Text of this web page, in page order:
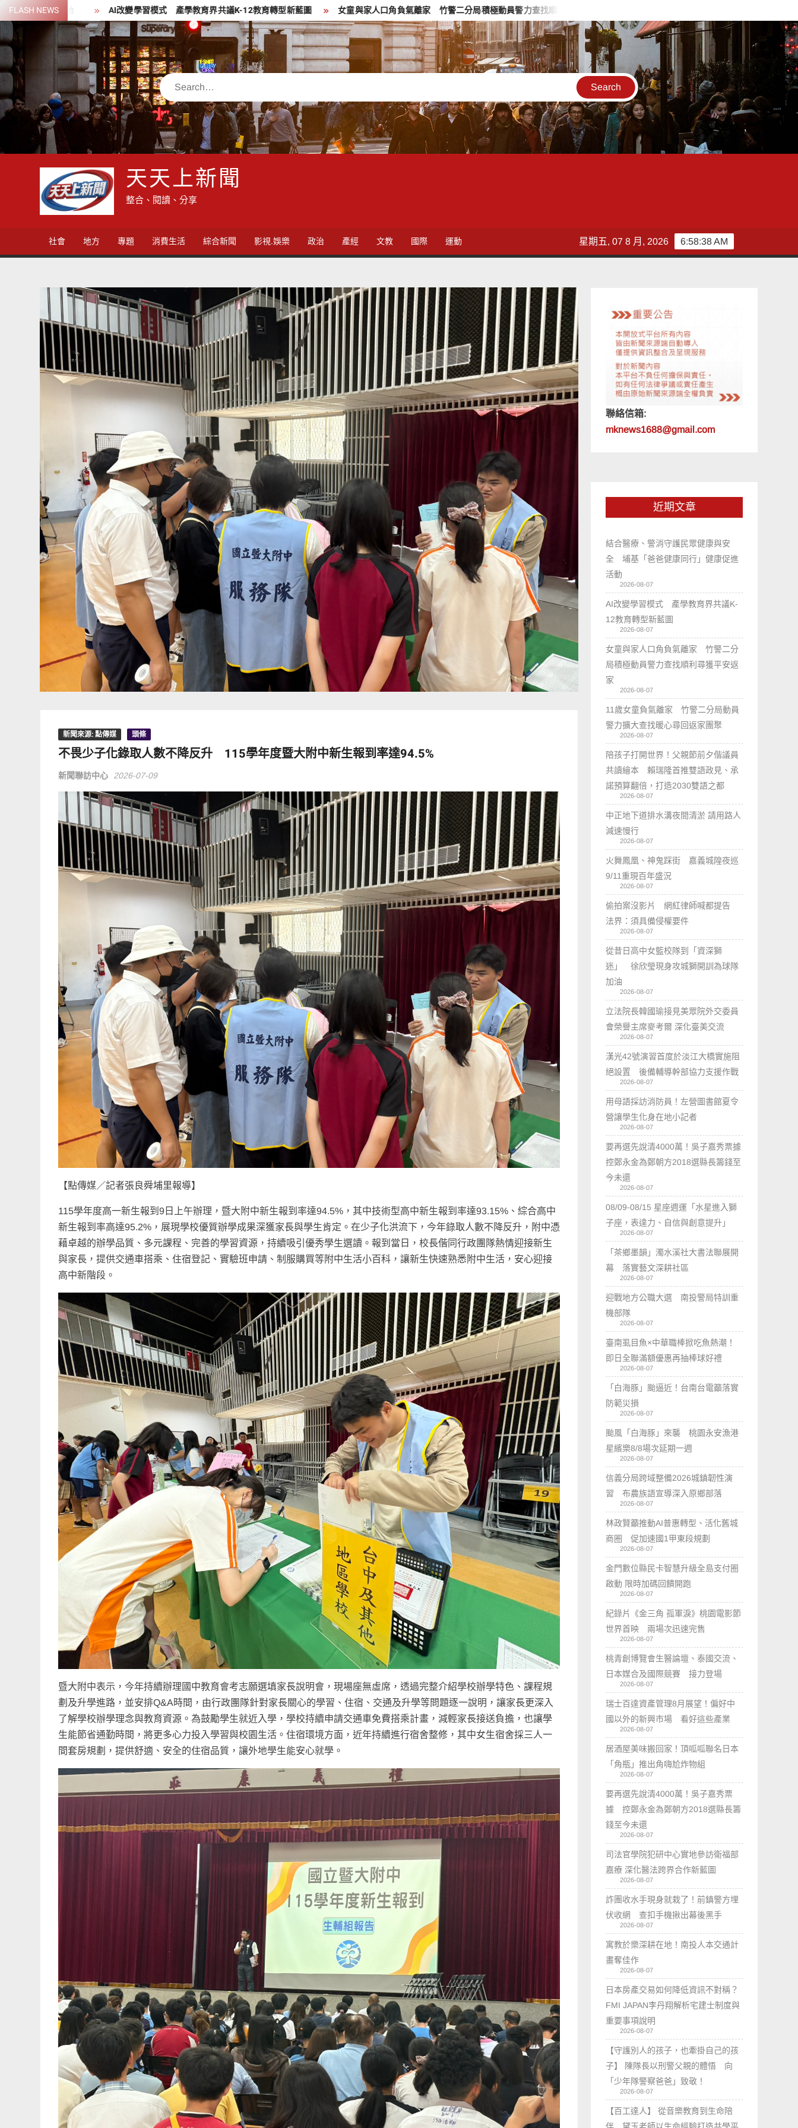
Skip
to
content
FLASH NEWS
AI改變學習模式 產學教育界共議K-12教育轉型新藍圖 女童與家人口角負氣離家 竹警二分局積極動員警力查找順利尋獲平安返家
Search
天天上新聞
整合、閱讀、分享
社會 地方 專題 消費生活 綜合新聞 影視.娛樂 政治 產經 文教 國際 運動 6:58:41 AM
星期五, 07 8 月, 2026
新聞來源: 點傳媒 頭條
不畏少子化錄取人數不降反升 115學年度暨大附中新生報到率達94.5%
新聞聯訪中心 2026-07-09
【點傳媒／記者張良舜埔里報導】
115學年度高一新生報到9日上午辦理，暨大附中新生報到率達94.5%，其中技術型高中新生報到率達93.15%、綜合高中
新生報到率高達95.2%，展現學校優質辦學成果深獲家長與學生肯定。在少子化洪流下，今年錄取人數不降反升，附中憑
藉卓越的辦學品質、多元課程、完善的學習資源，持續吸引優秀學生選讀。報到當日，校長偕同行政團隊熱情迎接新生
與家長，提供交通車搭乘、住宿登記、實驗班申請、制服購買等附中生活小百科，讓新生快速熟悉附中生活，安心迎接
高中新階段。
暨大附中表示，今年持續辦理國中教育會考志願選填家長說明會，現場座無虛席，透過完整介紹學校辦學特色、課程規
劃及升學進路，並安排Q&A時間，由行政團隊針對家長關心的學習、住宿、交通及升學等問題逐一說明，讓家長更深入
了解學校辦學理念與教育資源。為鼓勵學生就近入學，學校持續申請交通車免費搭乘計畫，減輕家長接送負擔，也讓學
生能節省通勤時間，將更多心力投入學習與校園生活。住宿環境方面，近年持續進行宿舍整修，其中女生宿舍採三人一
間套房規劃，提供舒適、安全的住宿品質，讓外地學生能安心就學。
聯絡信箱:
mknews1688@gmail.com
近期文章
結合醫療、警消守護民眾健康與安
全 埔基「爸爸健康同行」健康促進
活動
2026-08-07
AI改變學習模式 產學教育界共議K-
12教育轉型新藍圖
2026-08-07
女童與家人口角負氣離家 竹警二分
局積極動員警力查找順利尋獲平安返
家
2026-08-07
11歲女童負氣離家 竹警二分局動員
警力擴大查找暖心尋回返家團聚
2026-08-07
陪孩子打開世界！父親節前夕偕議員
共讀繪本 賴瑞隆首推雙語政見、承
諾預算翻倍，打造2030雙語之都
2026-08-07
中正地下道排水溝夜間清淤 請用路人
減速慢行
2026-08-07
火舞鳳凰、神鬼踩街 嘉義城隍夜巡
9/11重現百年盛況
2026-08-07
偷拍案沒影片 網紅律師喊都提告
法界：須具備侵權要件
2026-08-07
從昔日高中女籃校隊到「資深獅
迷」 徐欣瑩現身攻城獅開訓為球隊
加油
2026-08-07
立法院長韓國瑜接見美眾院外交委員
會榮譽主席麥考爾 深化臺美交流
2026-08-07
漢光42號演習首度於淡江大橋實施阻
絕設置 後備輔導幹部協力支援作戰
2026-08-07
用母語採訪消防員！左營圖書館夏令
營讓學生化身在地小記者
2026-08-07
要再選先說清4000萬！吳子嘉秀票據
控鄭永金為鄭朝方2018選縣長籌錢至
今未還
2026-08-07
08/09-08/15 星座週運「水星進入獅
子座，表達力、自信與創意提升」
2026-08-07
「茶鄉墨韻」濁水溪社大書法聯展開
幕 落實藝文深耕社區
2026-08-07
迎戰地方公職大選 南投警局特訓重
機部隊
2026-08-07
臺南虱目魚×中華職棒掀吃魚熱潮！
即日全聯滿額優惠再抽棒球好禮
2026-08-07
「白海豚」颱逼近！台南台電籲落實
防範災損
2026-08-07
颱風「白海豚」來襲 桃園永安漁港
星繽樂8/8場次延期一週
2026-08-07
信義分局跨域整備2026城鎮韌性演
習 布農族語宣導深入原鄉部落
2026-08-07
林政賢籲推動AI普惠轉型、活化舊城
商圈 促加速國1甲東段規劃
2026-08-07
金門數位縣民卡智慧升級全島支付圈
啟動 限時加碼回饋開跑
2026-08-07
紀錄片《金三角 孤軍淚》桃園電影節
世界首映 兩場次迅速完售
2026-08-07
桃青創博覽會生醫論壇、泰國交流、
日本媒合及國際競賽 接力登場
2026-08-07
瑞士百達資產管理8月展望！偏好中
國以外的新興市場 看好這些產業
2026-08-07
居酒屋美味搬回家！頂呱呱聯名日本
「角瓶」推出角嗨尬炸物組
2026-08-07
要再選先說清4000萬！吳子嘉秀票
據 控鄭永金為鄭朝方2018選縣長籌
錢至今未還
2026-08-07
司法官學院犯研中心實地參訪衛福部
嘉療 深化醫法跨界合作新藍圖
2026-08-07
詐團收水手現身就栽了！前鎮警方埋
伏收網 查扣手機揪出幕後黑手
2026-08-07
寓教於樂深耕在地！南投人本交通計
畫奪佳作
2026-08-07
日本房產交易如何降低資訊不對稱？
FMI JAPAN李丹翔解析宅建士制度與
重要事項說明
2026-08-07
【守護別人的孩子，也牽掛自己的孩
子】 陳隊長以刑警父親的體悟 向
「少年隊警察爸爸」致敬！
2026-08-07
【百工達人】 從音樂教育到生命陪
伴 黛玉老師以生命經驗打造共學平